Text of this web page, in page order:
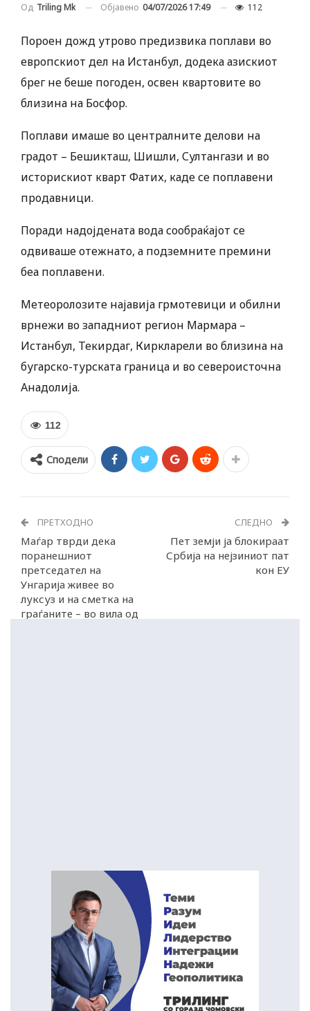
Од Triling Mk Објавено 04/07/2026 17:49 112
Пороен дожд утрово предизвика поплави во
европскиот дел на Истанбул, додека азискиот
брег не беше погоден, освен квартовите во
близина на Босфор.
Поплави имаше во централните делови на
градот – Бешикташ, Шишли, Султангази и во
историскиот кварт Фатих, каде се поплавени
продавници.
Поради надојдената вода сообраќајот се
одвиваше отежнато, а подземните премини
беа поплавени.
Метеоролозите најавија грмотевици и обилни
врнежи во западниот регион Мармара –
Истанбул, Текирдаг, Киркларели во близина на
бугарско-турската граница и во североисточна
Анадолија.
112
Сподели
ПРЕТХОДНО
Маѓар тврди дека
поранешниот
претседател на
Унгарија живее во
луксуз и на сметка на
граѓаните – во вила од
СЛЕДНО
Пет земји ја блокираат
Србија на нејзиниот пат
кон ЕУ